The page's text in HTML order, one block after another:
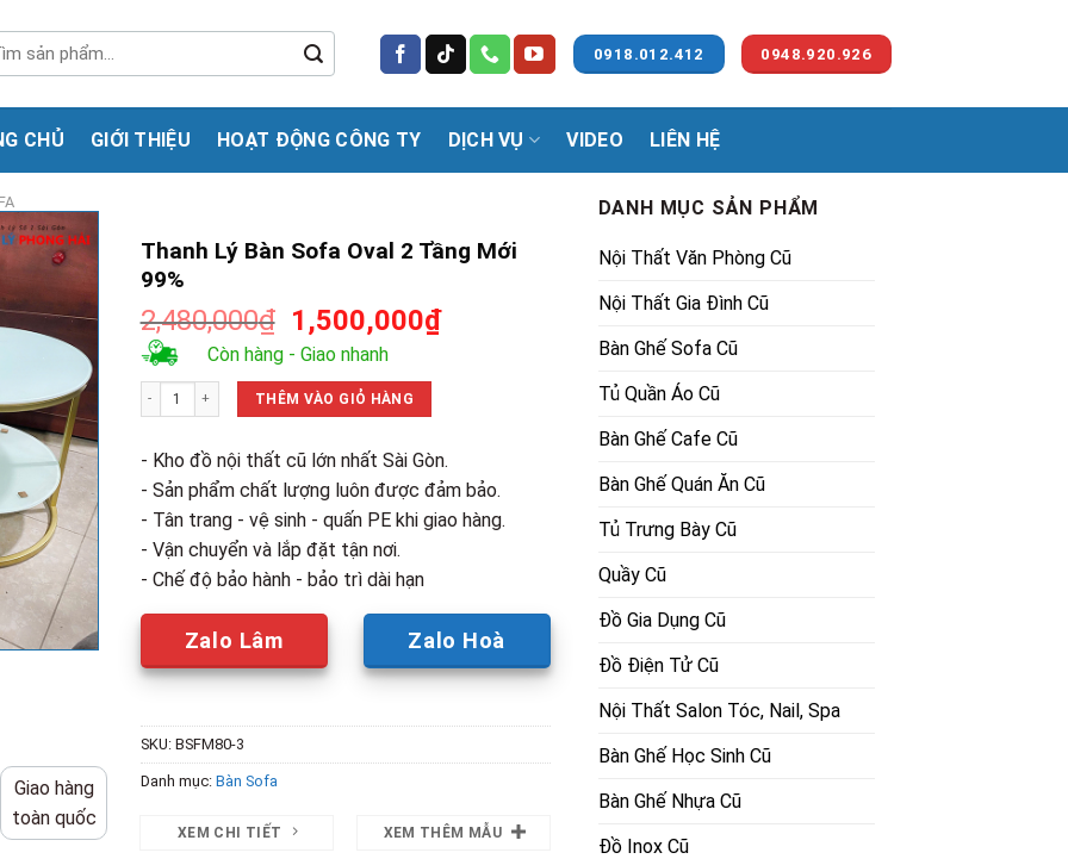
0918.012.412 0948.920.926
CHỦ GIỚI THIỆU HOẠT ĐỘNG CÔNG TY DỊCH VỤ VIDEO LIÊN HỆ
Giao hàng
toàn quốc
Thanh Lý Bàn Sofa Oval 2 Tầng Mới
99%
2,480,000₫ Giá
gốc
là:
2,480,000₫.
1,500,000₫Giá
Còn hàng - Giao nhanh
Thanh Lý Bàn Sofa Oval 2 Tầng Mới 99% số lượng
THÊM VÀO GIỎ HÀNG
- Kho đồ nội thất cũ lớn nhất Sài Gòn.
- Sản phẩm chất lượng luôn được đảm bảo.
- Tân trang - vệ sinh - quấn PE khi giao hàng.
- Vận chuyển và lắp đặt tận nơi.
- Chế độ bảo hành - bảo trì dài hạn
Zalo Lâm Zalo Hoà
SKU: BSFM80-3
Danh mục: Bàn Sofa
XEM CHI TIẾT XEM THÊM MẪU
DANH MỤC SẢN PHẨM
Nội Thất Văn Phòng Cũ
Nội Thất Gia Đình Cũ
Bàn Ghế Sofa Cũ
Tủ Quần Áo Cũ
Bàn Ghế Cafe Cũ
Bàn Ghế Quán Ăn Cũ
Tủ Trưng Bày Cũ
Quầy Cũ
Đồ Gia Dụng Cũ
Đồ Điện Tử Cũ
Nội Thất Salon Tóc, Nail, Spa
Bàn Ghế Học Sinh Cũ
Bàn Ghế Nhựa Cũ
Đồ Inox Cũ